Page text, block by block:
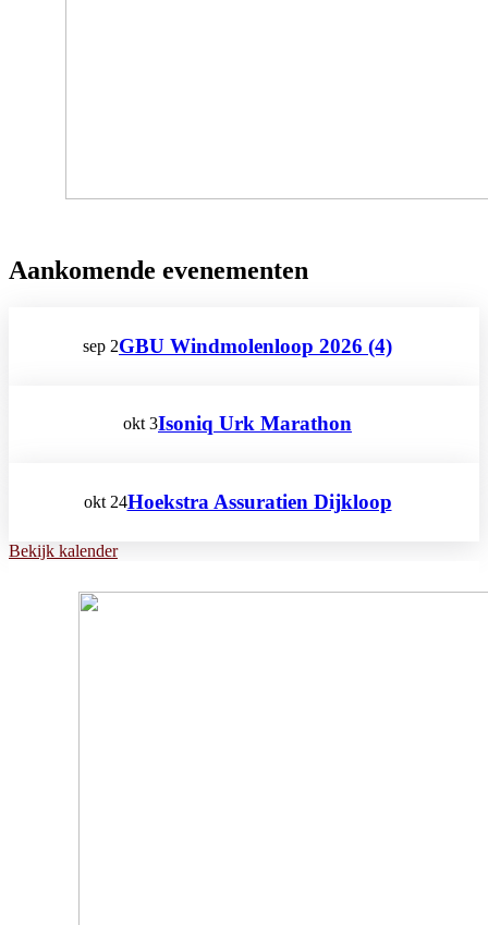
Aankomende evenementen
sep 2GBU Windmolenloop 2026 (4)
okt 3Isoniq Urk Marathon
okt 24Hoekstra Assuratien Dijkloop
Bekijk kalender